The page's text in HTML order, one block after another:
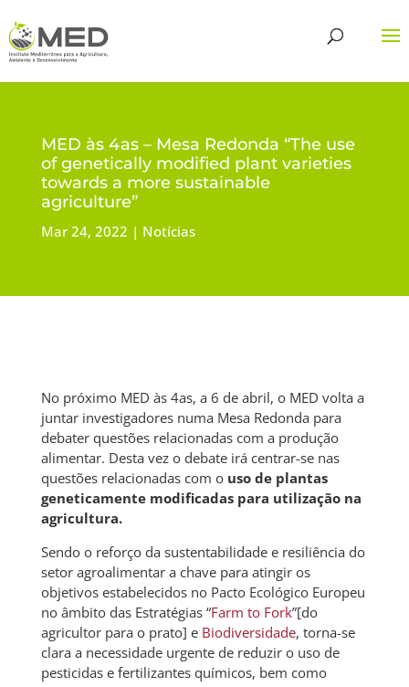
MED às 4as – Mesa Redonda “The use
of genetically modified plant varieties
towards a more sustainable
agriculture”
Mar 24, 2022 Notícias
No próximo MED às 4as, a 6 de abril, o MED volta a
juntar investigadores numa Mesa Redonda para
debater questões relacionadas com a produção
alimentar. Desta vez o debate irá centrar-se nas
questões relacionadas com o uso de plantas
geneticamente modificadas para utilização na
agricultura.
Sendo o reforço da sustentabilidade e resiliência do
setor agroalimentar a chave para atingir os
objetivos estabelecidos no Pacto Ecológico Europeu
no âmbito das Estratégias “Farm to Fork”[do
agricultor para o prato] e Biodiversidade, torna-se
clara a necessidade urgente de reduzir o uso de
pesticidas e fertilizantes químicos, bem como